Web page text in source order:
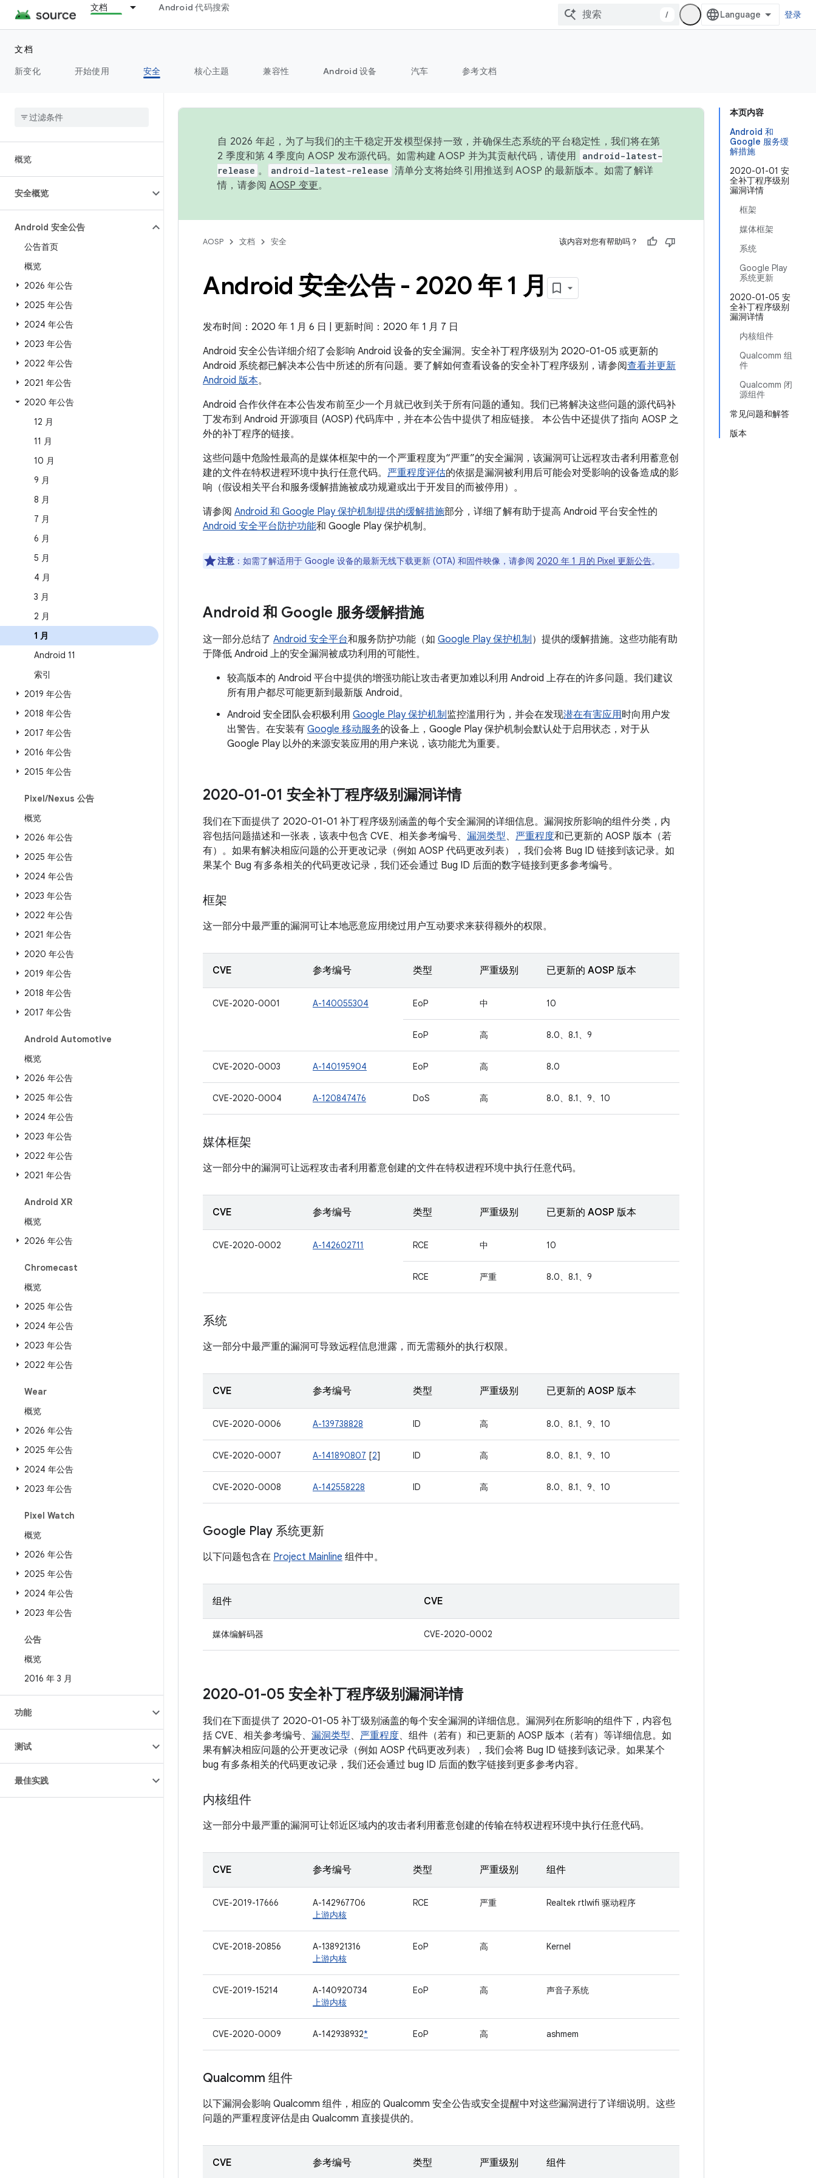
文档 Android 代码搜索
/ 登录
文档
新变化
开始使用 安全 核心主题 兼容性 Android 设备 汽车 参考文档
概览
安全概览
Android 安全公告
公告首页
概览
2026 年公告
2025 年公告
2024 年公告
2023 年公告
2022 年公告
2021 年公告
2020 年公告
12 月
11 月
10 月
9 月
8 月
7 月
6 月
5 月
4 月
3 月
2 月
1 月
Android 11
索引
2019 年公告
2018 年公告
2017 年公告
2016 年公告
2015 年公告
Pixel/Nexus 公告
概览
2026 年公告
2025 年公告
2024 年公告
2023 年公告
2022 年公告
2021 年公告
2020 年公告
2019 年公告
2018 年公告
2017 年公告
Android Automotive
概览
2026 年公告
2025 年公告
2024 年公告
2023 年公告
2022 年公告
2021 年公告
Android XR
概览
2026 年公告
Chromecast
概览
2025 年公告
2024 年公告
2023 年公告
2022 年公告
Wear
概览
2026 年公告
2025 年公告
2024 年公告
2023 年公告
Pixel Watch
概览
2026 年公告
2025 年公告
2024 年公告
2023 年公告
公告
概览
2016 年 3 月
功能
测试
最佳实践
本页内容
Android 和
Google 服务缓
解措施
2020-01-01 安
全补丁程序级别
漏洞详情
框架
媒体框架
系统
Google Play
系统更新
2020-01-05 安
全补丁程序级别
漏洞详情
内核组件
Qualcomm 组
件
Qualcomm 闭
源组件
常见问题和解答
版本
自 2026 年起，为了与我们的主干稳定开发模型保持一致，并确保生态系统的平台稳定性，我们将在第
2 季度和第 4 季度向 AOSP 发布源代码。如需构建 AOSP 并为其贡献代码，请使用
android-latest-
release 。 android-latest-release 清单分支将始终引用推送到 AOSP 的最新版本。如需了解详
情，请参阅 AOSP 变更。
AOSP 文档 安全 该内容对您有帮助吗？
Android 安全公告 - 2020 年 1 月
发布时间：2020 年 1 月 6 日 | 更新时间：2020 年 1 月 7 日
Android 安全公告详细介绍了会影响 Android 设备的安全漏洞。安全补丁程序级别为 2020-01-05 或更新的
Android 系统都已解决本公告中所述的所有问题。要了解如何查看设备的安全补丁程序级别，请参阅查看并更新
Android 版本。
Android 合作伙伴在本公告发布前至少一个月就已收到关于所有问题的通知。我们已将解决这些问题的源代码补
丁发布到 Android 开源项目 (AOSP) 代码库中，并在本公告中提供了相应链接。 本公告中还提供了指向 AOSP 之
外的补丁程序的链接。
这些问题中危险性最高的是媒体框架中的一个严重程度为“严重”的安全漏洞，该漏洞可让远程攻击者利用蓄意创
建的文件在特权进程环境中执行任意代码。 严重程度评估的依据是漏洞被利用后可能会对受影响的设备造成的影
响（假设相关平台和服务缓解措施被成功规避或出于开发目的而被停用）。
请参阅 Android 和 Google Play 保护机制提供的缓解措施部分，详细了解有助于提高 Android 平台安全性的
Android 安全平台防护功能和 Google Play 保护机制。
注意 ：如需了解适用于 Google 设备的最新无线下载更新 (OTA) 和固件映像，请参阅 2020 年 1 月的 Pixel 更新公告。
Android 和 Google 服务缓解措施
这一部分总结了 Android 安全平台和服务防护功能（如 Google Play 保护机制 ）提供的缓解措施。这些功能有助
于降低 Android 上的安全漏洞被成功利用的可能性。
较高版本的 Android 平台中提供的增强功能让攻击者更加难以利用 Android 上存在的许多问题。我们建议
所有用户都尽可能更新到最新版 Android。
Android 安全团队会积极利用 Google Play 保护机制监控滥用行为，并会在发现潜在有害应用时向用户发
出警告。在安装有 Google 移动服务的设备上，Google Play 保护机制会默认处于启用状态，对于从
Google Play 以外的来源安装应用的用户来说，该功能尤为重要。
2020-01-01 安全补丁程序级别漏洞详情
我们在下面提供了 2020-01-01 补丁程序级别涵盖的每个安全漏洞的详细信息。漏洞按所影响的组件分类，内
容包括问题描述和一张表，该表中包含 CVE、相关参考编号、 漏洞类型、 严重程度和已更新的 AOSP 版本（若
有）。如果有解决相应问题的公开更改记录（例如 AOSP 代码更改列表），我们会将 Bug ID 链接到该记录。如
果某个 Bug 有多条相关的代码更改记录，我们还会通过 Bug ID 后面的数字链接到更多参考编号。
框架
这一部分中最严重的漏洞可让本地恶意应用绕过用户互动要求来获得额外的权限。
CVE 参考编号 类型 严重级别 已更新的 AOSP 版本
CVE-2020-0001 A-140055304 EoP 中 10
EoP 高 8.0、8.1、9
CVE-2020-0003 A-140195904 EoP 高 8.0
CVE-2020-0004 A-120847476 DoS 高 8.0、8.1、9、10
媒体框架
这一部分中的漏洞可让远程攻击者利用蓄意创建的文件在特权进程环境中执行任意代码。
CVE 参考编号 类型 严重级别 已更新的 AOSP 版本
CVE-2020-0002 A-142602711 RCE 中 10
RCE 严重 8.0、8.1、9
系统
这一部分中最严重的漏洞可导致远程信息泄露，而无需额外的执行权限。
CVE 参考编号 类型 严重级别 已更新的 AOSP 版本
CVE-2020-0006 A-139738828 ID 高 8.0、8.1、9、10
CVE-2020-0007 A-141890807 [2] ID 高 8.0、8.1、9、10
CVE-2020-0008 A-142558228 ID 高 8.0、8.1、9、10
Google Play 系统更新
以下问题包含在 Project Mainline 组件中。
组件 CVE
媒体编解码器 CVE-2020-0002
2020-01-05 安全补丁程序级别漏洞详情
我们在下面提供了 2020-01-05 补丁级别涵盖的每个安全漏洞的详细信息。漏洞列在所影响的组件下，内容包
括 CVE、相关参考编号、 漏洞类型、 严重程度、组件（若有）和已更新的 AOSP 版本（若有）等详细信息。如
果有解决相应问题的公开更改记录（例如 AOSP 代码更改列表），我们会将 Bug ID 链接到该记录。如果某个
bug 有多条相关的代码更改记录，我们还会通过 bug ID 后面的数字链接到更多参考内容。
内核组件
这一部分中最严重的漏洞可让邻近区域内的攻击者利用蓄意创建的传输在特权进程环境中执行任意代码。
CVE 参考编号 类型 严重级别 组件
CVE-2019-17666
A-142967706
上游内核
RCE 严重 Realtek rtlwifi 驱动程序
CVE-2018-20856
A-138921316
上游内核
EoP 高 Kernel
CVE-2019-15214
A-140920734
上游内核
EoP 高 声音子系统
CVE-2020-0009 A-142938932* EoP 高 ashmem
Qualcomm 组件
以下漏洞会影响 Qualcomm 组件，相应的 Qualcomm 安全公告或安全提醒中对这些漏洞进行了详细说明。这些
问题的严重程度评估是由 Qualcomm 直接提供的。
CVE 参考编号 类型 严重级别 组件